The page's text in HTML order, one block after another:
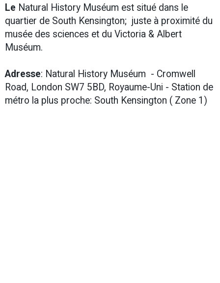
Le Natural History Muséum est situé dans le
quartier de South Kensington; juste à proximité du
musée des sciences et du Victoria & Albert
Muséum.
Adresse: Natural History Muséum - Cromwell
Road, London SW7 5BD, Royaume-Uni - Station de
métro la plus proche: South Kensington ( Zone 1)